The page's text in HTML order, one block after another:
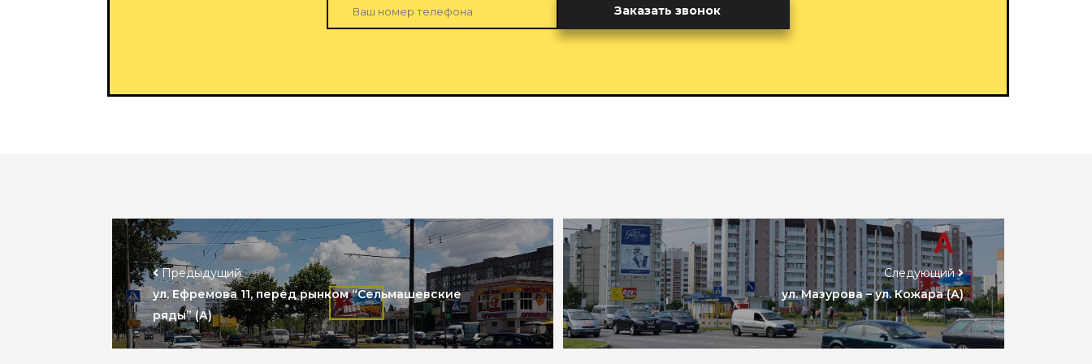
Заказать звонок
Предыдущий
ул. Ефремова 11, перед рынком “Сельмашевские
ряды” (А)
Следующий
ул. Мазурова – ул. Кожара (А)